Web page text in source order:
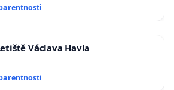
Václava Havla